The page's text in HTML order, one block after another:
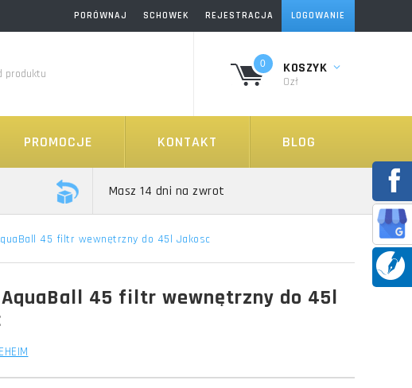
REJESTRACJA LOGOWANIE
SCHOWEK
PORÓWNAJ
0 KOSZYK
0zł
PROMOCJE KONTAKT BLOG
Masz 14 dni na zwrot
45 filtr wewnętrzny do 45l Jakosc
AquaBall 45 filtr wewnętrzny do 45l
EHEIM